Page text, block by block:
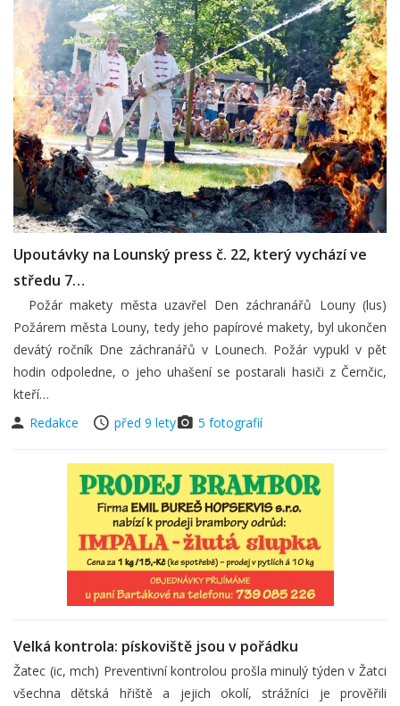
Upoutávky na Lounský press č. 22, který vychází ve
středu 7…
Požár makety města uzavřel Den záchranářů Louny (lus)
Požárem města Louny, tedy jeho papírové makety, byl ukončen
devátý ročník Dne záchranářů v Lounech. Požár vypukl v pět
hodin odpoledne, o jeho uhašení se postarali hasiči z Černčic,
kteří…
Redakce
před 9 lety 5 fotografií
Velká kontrola: pískoviště jsou v pořádku
Žatec (ic, mch) Preventivní kontrolou prošla minulý týden v Žatci
všechna dětská hřiště a jejich okolí, strážníci je prověřili